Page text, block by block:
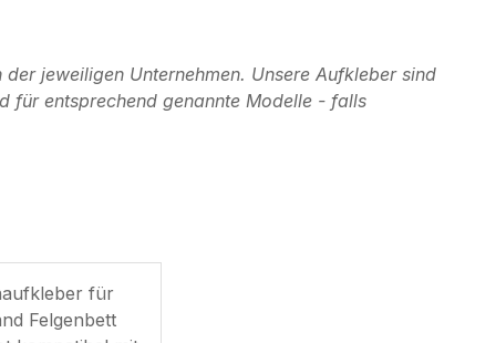
jeweiligen Unternehmen. Unsere Aufkleber sind
für entsprechend genannte Modelle - falls